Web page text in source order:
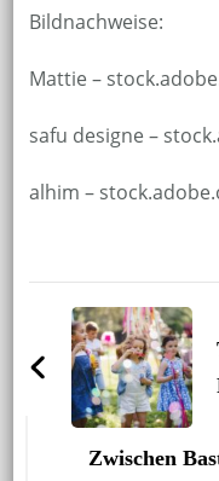
Bildnachweise:
Mattie –
safu designe –
alhim –
Zwischen